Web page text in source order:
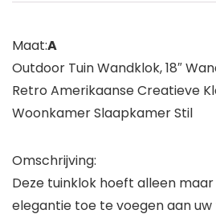
Maat:A
Outdoor Tuin Wandklok, 18″
Retro Amerikaanse Creatieve
Woonkamer Slaapkamer Stil
Omschrijving:
Deze tuinklok hoeft alleen
elegantie toe te voegen aan uw